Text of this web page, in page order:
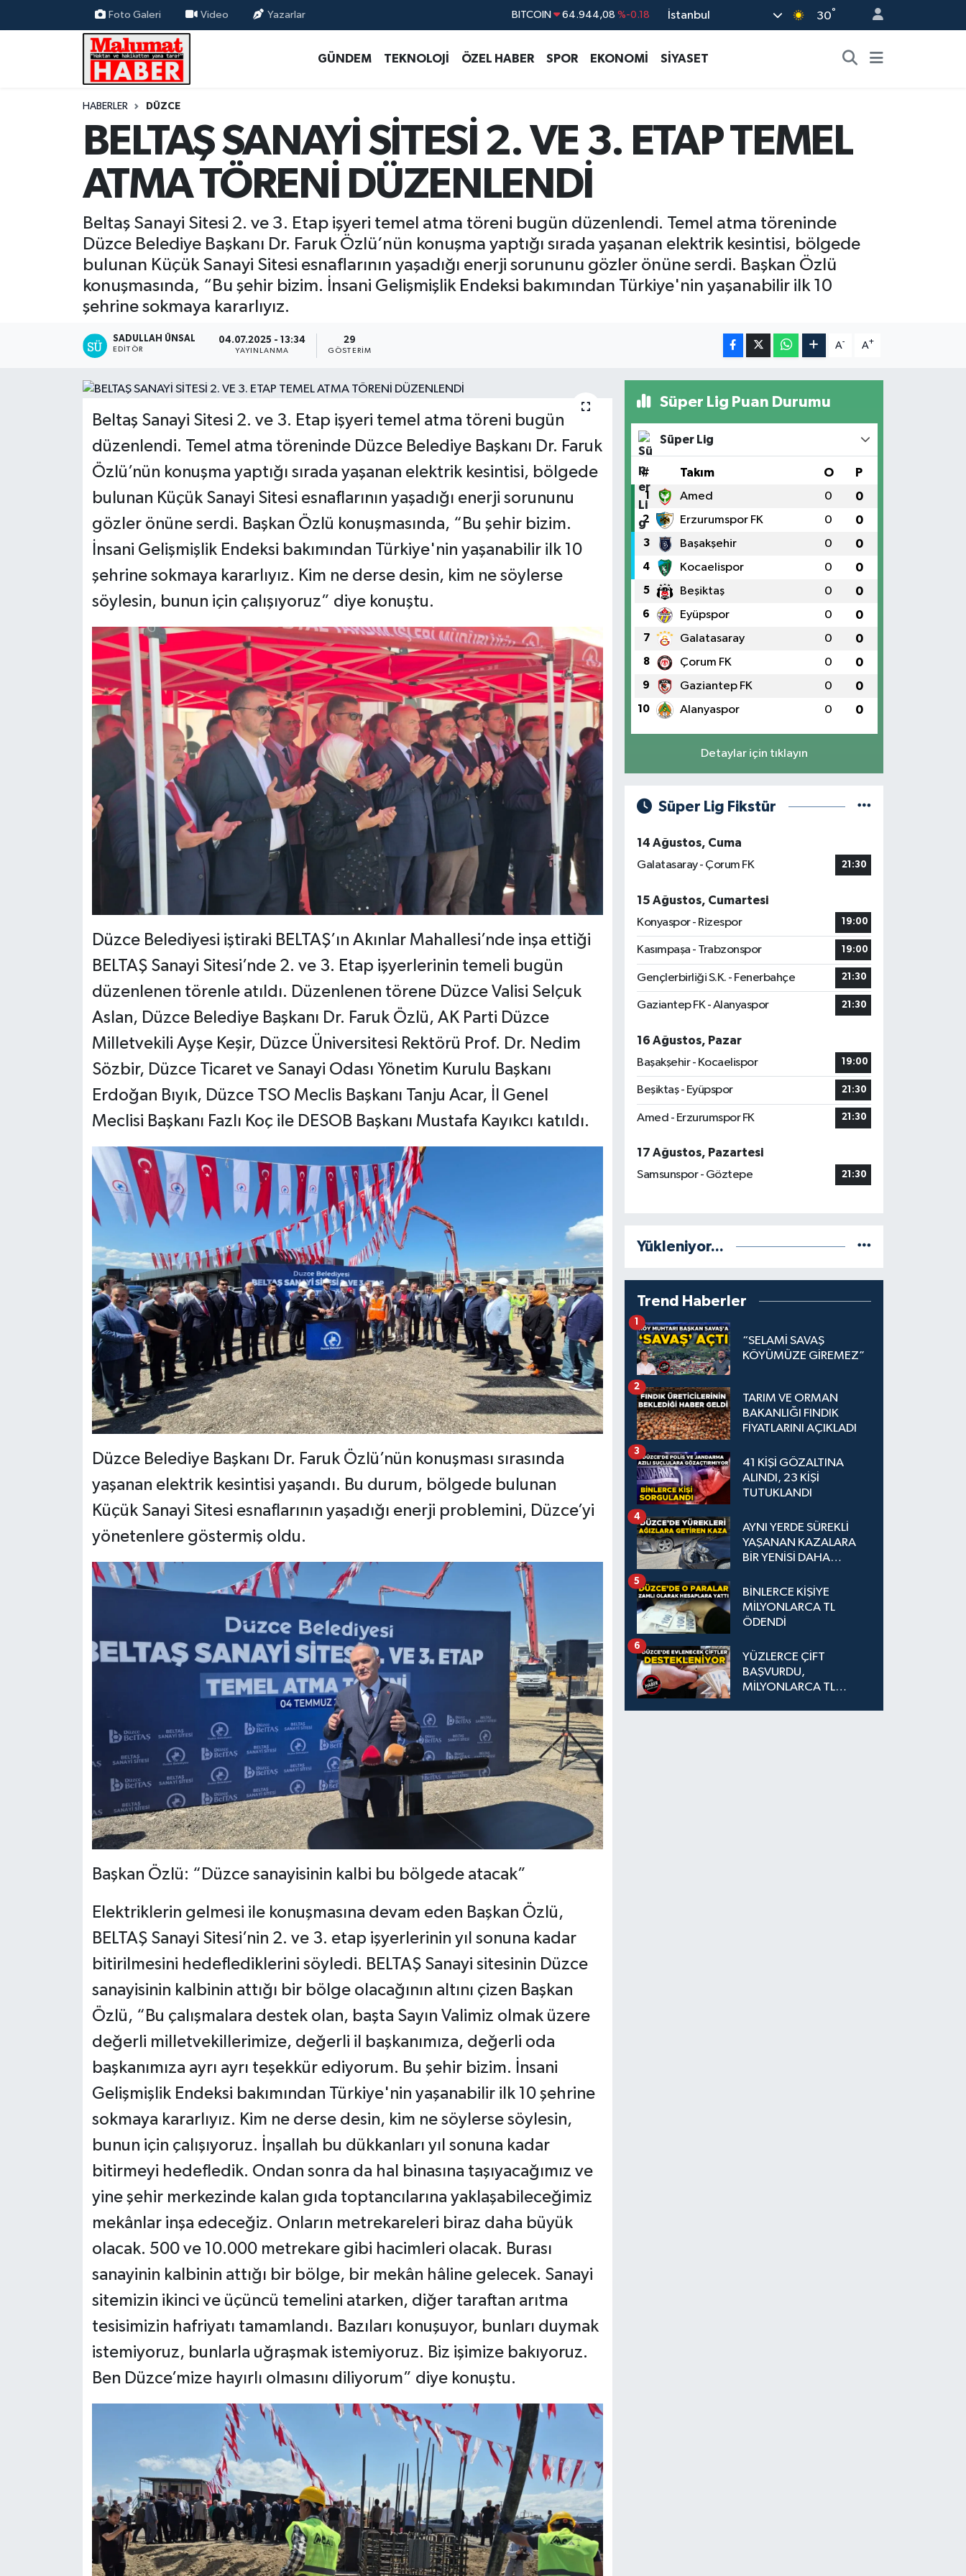
Foto Galeri Video Yazarlar DOLAR 47,7436 %0.18
BITCOIN 64.944,08 %-0.18
İstanbul 30°
GÜNDEM TEKNOLOJİ ÖZEL HABER SPOR EKONOMİ SİYASET
HABERLER DÜZCE
BELTAŞ SANAYİ SİTESİ 2. VE 3. ETAP TEMEL
ATMA TÖRENİ DÜZENLENDİ
Beltaş Sanayi Sitesi 2. ve 3. Etap işyeri temel atma töreni bugün düzenlendi. Temel atma töreninde
Düzce Belediye Başkanı Dr. Faruk Özlü’nün konuşma yaptığı sırada yaşanan elektrik kesintisi, bölgede
bulunan Küçük Sanayi Sitesi esnaflarının yaşadığı enerji sorununu gözler önüne serdi. Başkan Özlü
konuşmasında, “Bu şehir bizim. İnsani Gelişmişlik Endeksi bakımından Türkiye'nin yaşanabilir ilk 10
şehrine sokmaya kararlıyız.
SADULLAH ÜNSAL
EDITÖR
04.07.2025 - 13:34
YAYINLANMA
29
GÖSTERIM
A- A+
Beltaş Sanayi Sitesi 2. ve 3. Etap işyeri temel atma töreni bugün
düzenlendi. Temel atma töreninde Düzce Belediye Başkanı Dr. Faruk
Özlü’nün konuşma yaptığı sırada yaşanan elektrik kesintisi, bölgede
bulunan Küçük Sanayi Sitesi esnaflarının yaşadığı enerji sorununu
gözler önüne serdi. Başkan Özlü konuşmasında, “Bu şehir bizim.
İnsani Gelişmişlik Endeksi bakımından Türkiye'nin yaşanabilir ilk 10
şehrine sokmaya kararlıyız. Kim ne derse desin, kim ne söylerse
söylesin, bunun için çalışıyoruz” diye konuştu.
Düzce Belediyesi iştiraki BELTAŞ’ın Akınlar Mahallesi’nde inşa ettiği
BELTAŞ Sanayi Sitesi’nde 2. ve 3. Etap işyerlerinin temeli bugün
düzenlenen törenle atıldı. Düzenlenen törene Düzce Valisi Selçuk
Aslan, Düzce Belediye Başkanı Dr. Faruk Özlü, AK Parti Düzce
Milletvekili Ayşe Keşir, Düzce Üniversitesi Rektörü Prof. Dr. Nedim
Sözbir, Düzce Ticaret ve Sanayi Odası Yönetim Kurulu Başkanı
Erdoğan Bıyık, Düzce TSO Meclis Başkanı Tanju Acar, İl Genel
Meclisi Başkanı Fazlı Koç ile DESOB Başkanı Mustafa Kayıkcı katıldı.
Düzce Belediye Başkanı Dr. Faruk Özlü’nün konuşması sırasında
yaşanan elektrik kesintisi yaşandı. Bu durum, bölgede bulunan
Küçük Sanayi Sitesi esnaflarının yaşadığı enerji problemini, Düzce’yi
yönetenlere göstermiş oldu.
Başkan Özlü: “Düzce sanayisinin kalbi bu bölgede atacak”
Elektriklerin gelmesi ile konuşmasına devam eden Başkan Özlü,
BELTAŞ Sanayi Sitesi’nin 2. ve 3. etap işyerlerinin yıl sonuna kadar
bitirilmesini hedeflediklerini söyledi. BELTAŞ Sanayi sitesinin Düzce
sanayisinin kalbinin attığı bir bölge olacağının altını çizen Başkan
Özlü, “Bu çalışmalara destek olan, başta Sayın Valimiz olmak üzere
değerli milletvekillerimize, değerli il başkanımıza, değerli oda
başkanımıza ayrı ayrı teşekkür ediyorum. Bu şehir bizim. İnsani
Gelişmişlik Endeksi bakımından Türkiye'nin yaşanabilir ilk 10 şehrine
sokmaya kararlıyız. Kim ne derse desin, kim ne söylerse söylesin,
bunun için çalışıyoruz. İnşallah bu dükkanları yıl sonuna kadar
bitirmeyi hedefledik. Ondan sonra da hal binasına taşıyacağımız ve
yine şehir merkezinde kalan gıda toptancılarına yaklaşabileceğimiz
mekânlar inşa edeceğiz. Onların metrekareleri biraz daha büyük
olacak. 500 ve 10.000 metrekare gibi hacimleri olacak. Burası
sanayinin kalbinin attığı bir bölge, bir mekân hâline gelecek. Sanayi
sitemizin ikinci ve üçüncü temelini atarken, diğer taraftan arıtma
tesisimizin hafriyatı tamamlandı. Bazıları konuşuyor, bunları duymak
istemiyoruz, bunlarla uğraşmak istemiyoruz. Biz işimize bakıyoruz.
Ben Düzce’mize hayırlı olmasını diliyorum” diye konuştu.
Süper Lig Puan Durumu
Süper Lig
# Takım O P
1 Amed 0 0
2 Erzurumspor FK 0 0
3 Başakşehir 0 0
4 Kocaelispor 0 0
5 Beşiktaş 0 0
6 Eyüpspor 0 0
7 Galatasaray 0 0
8 Çorum FK 0 0
9 Gaziantep FK 0 0
10 Alanyaspor 0 0
Detaylar için tıklayın
Süper Lig Fikstür
14 Ağustos, Cuma
Galatasaray - Çorum FK
21:30
15 Ağustos, Cumartesi
Konyaspor - Rizespor
19:00
Kasımpaşa - Trabzonspor 19:00
Gençlerbirliği S.K. - Fenerbahçe 21:30
Gaziantep FK - Alanyaspor 21:30
16 Ağustos, Pazar
Başakşehir - Kocaelispor
19:00
Beşiktaş - Eyüpspor 21:30
Amed - Erzurumspor FK 21:30
17 Ağustos, Pazartesi
Samsunspor - Göztepe
21:30
Yükleniyor...
Trend Haberler
“SELAMİ SAVAŞ
KÖYÜMÜZE GİREMEZ”
1
TARIM VE ORMAN
BAKANLIĞI FINDIK
FİYATLARINI AÇIKLADI
2
41 KİŞİ GÖZALTINA
ALINDI, 23 KİŞİ
TUTUKLANDI
3
AYNI YERDE SÜREKLİ
YAŞANAN KAZALARA
BİR YENİSİ DAHA
4
BİNLERCE KİŞİYE
MİLYONLARCA TL
ÖDENDİ
5
YÜZLERCE ÇİFT
BAŞVURDU,
MİLYONLARCA TL
6
Nöbetçi Eczaneler
Trafik Durumu
Süper Lig Puan Durumu ve Fikstür
Tüm Manşetler
Son Dakika Haberleri
Haber Arşivi